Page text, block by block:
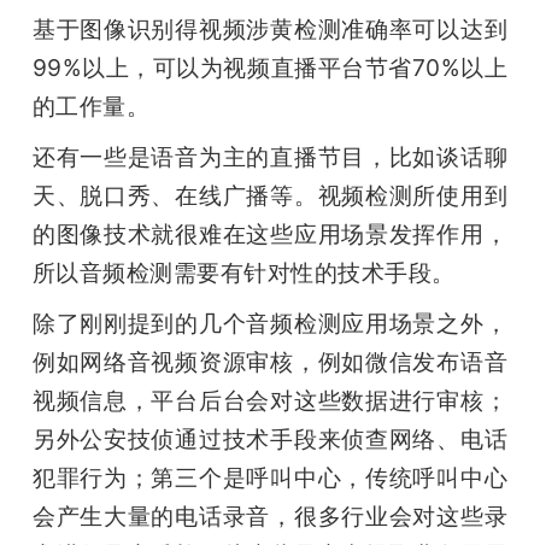
基于图像识别得视频涉黄检测准确率可以达到
99%以上，可以为视频直播平台节省70%以上
的工作量。
还有一些是语音为主的直播节目，比如谈话聊
天、脱口秀、在线广播等。视频检测所使用到
的图像技术就很难在这些应用场景发挥作用，
所以音频检测需要有针对性的技术手段。
除了刚刚提到的几个音频检测应用场景之外，
例如网络音视频资源审核，例如微信发布语音
视频信息，平台后台会对这些数据进行审核；
另外公安技侦通过技术手段来侦查网络、电话
犯罪行为；第三个是呼叫中心，传统呼叫中心
会产生大量的电话录音，很多行业会对这些录